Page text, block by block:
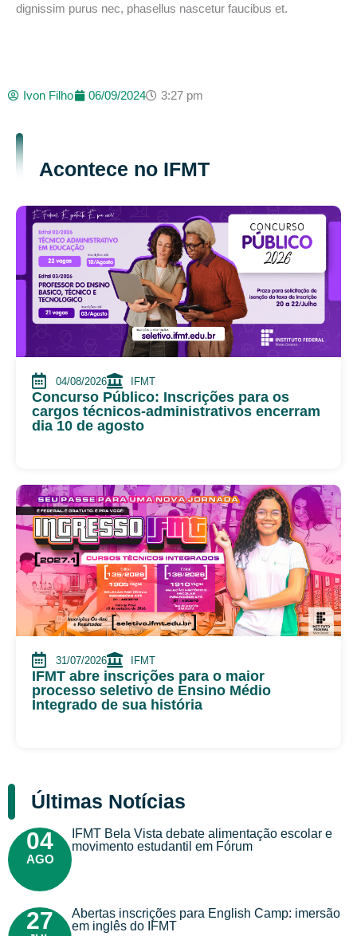
dignissim purus nec, phasellus nascetur faucibus et.
Ivon Filho 06/09/2024 3:27 pm
Acontece no IFMT
04/08/2026 IFMT
Concurso Público: Inscrições para os
cargos técnicos-administrativos encerram
dia 10 de agosto
31/07/2026 IFMT
IFMT abre inscrições para o maior
processo seletivo de Ensino Médio
Integrado de sua história
Últimas Notícias
04
AGO
IFMT Bela Vista debate alimentação escolar e
movimento estudantil em Fórum
27
Abertas inscrições para English Camp: imersão
em inglês do IFMT